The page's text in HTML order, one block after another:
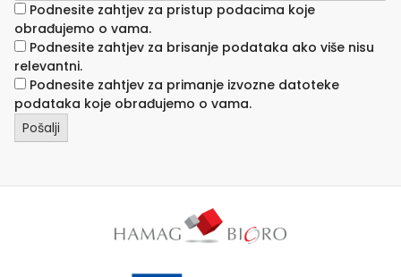
Podnesite zahtjev za pristup podacima koje
obrađujemo o vama.
Podnesite zahtjev za brisanje podataka ako više nisu
relevantni.
Podnesite zahtjev za primanje izvozne datoteke
podataka koje obrađujemo o vama.